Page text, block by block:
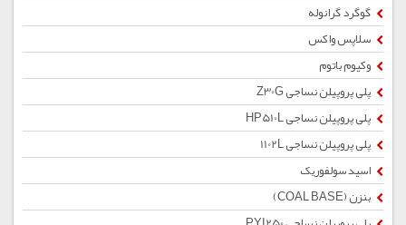
گوگرد گرانوله
سلاپس واکس
وکیوم باتوم
پلی پروپیلن نساجی Z30G
پلی پروپیلن نساجی HP510L
پلی پروپیلن نساجی 1102L
اسید سولفوریک
بنزن (COAL BASE)